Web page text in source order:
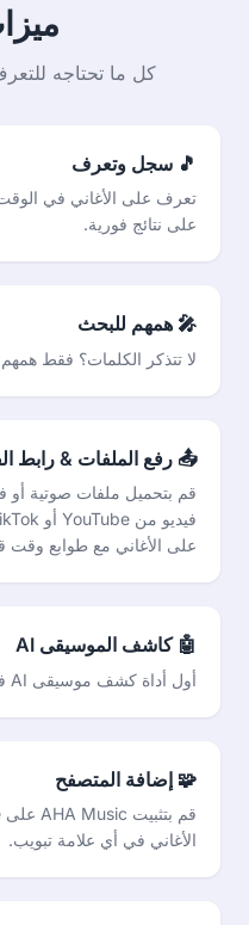
كل ما تحتاجه
🎵 سجل وتعرف
تعرف على الأغاني في
على نتائج فورية.
🎤 همهم للبحث
لا تتذكر الكلمات؟ فقط
📤 رفع الملفات & رابط
قم بتحميل ملفات صوتية أو
على الأغاني مع طوابع وقت
🤖 كاشف الموسيقى AI
أول أداة كشف موسيقى AI في العالم تعمل عبر المتصفح.
🧩 إضافة المتصفح
الأغاني في أي علامة تبويب.